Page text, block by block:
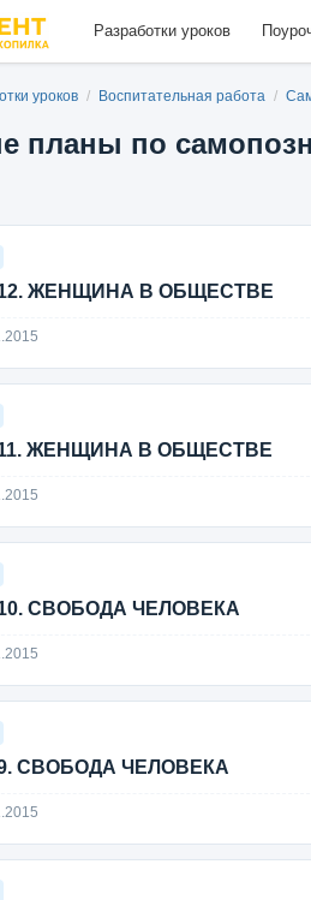
Разработки уроков
уроков / Воспитательная работа /
планы по
12. ЖЕНЩИНА В ОБЩЕСТВЕ
11. ЖЕНЩИНА В ОБЩЕСТВЕ
СВОБОДА ЧЕЛОВЕКА
9. СВОБОДА ЧЕЛОВЕКА